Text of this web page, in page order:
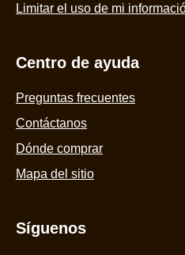
Limitar el uso de mi
Centro de ayuda
Preguntas frecuentes
Contáctanos
Dónde comprar
Mapa del sitio
Síguenos